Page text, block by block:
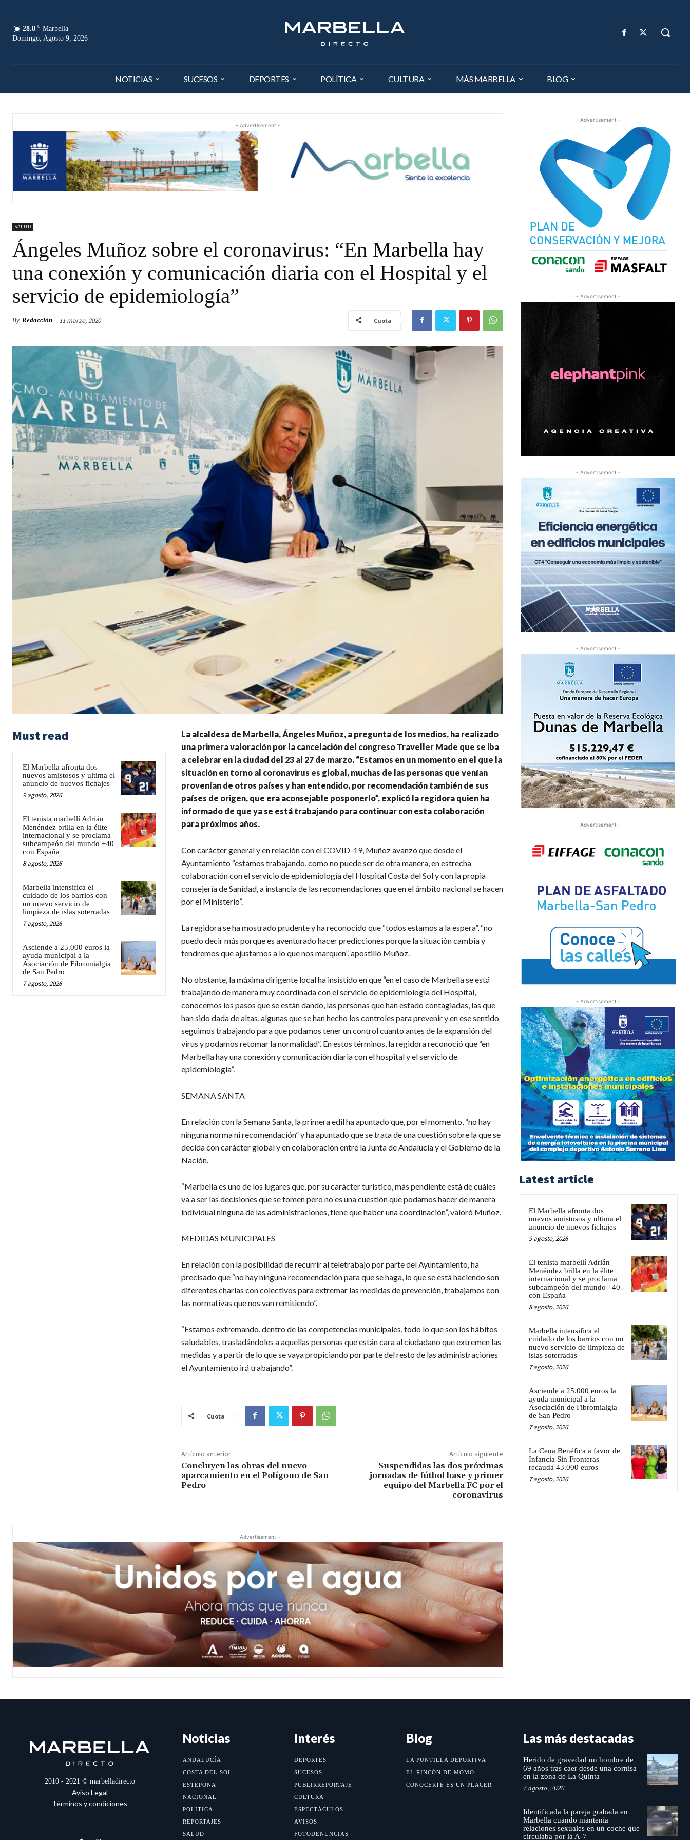
28.8 C Marbella
Domingo, Agosto 9, 2026
NOTICIAS SUCESOS DEPORTES POLÍTICA CULTURA MÁS MARBELLA BLOG
- Advertisement -
SALUD
Ángeles Muñoz sobre el coronavirus: “En Marbella hay
una conexión y comunicación diaria con el Hospital y el
servicio de epidemiología”
By Redacción 11 marzo, 2020 Cuota
Must read
El Marbella afronta dos
nuevos amistosos y ultima el
anuncio de nuevos fichajes
9 agosto, 2026
El tenista marbellí Adrián
Menéndez brilla en la élite
internacional y se proclama
subcampeón del mundo +40
con España
8 agosto, 2026
Marbella intensifica el
cuidado de los barrios con
un nuevo servicio de
limpieza de islas soterradas
7 agosto, 2026
Asciende a 25.000 euros la
ayuda municipal a la
Asociación de Fibromialgia
de San Pedro
7 agosto, 2026
La alcaldesa de Marbella, Ángeles Muñoz, a pregunta de los medios, ha realizado
una primera valoración por la cancelación del congreso Traveller Made que se iba
a celebrar en la ciudad del 23 al 27 de marzo. “Estamos en un momento en el que la
situación en torno al coronavirus es global, muchas de las personas que venían
provenían de otros países y han entendido, por recomendación también de sus
países de origen, que era aconsejable posponerlo”, explicó la regidora quien ha
informado de que ya se está trabajando para continuar con esta colaboración
para próximos años.
Con carácter general y en relación con el COVID-19, Muñoz avanzó que desde el
Ayuntamiento “estamos trabajando, como no puede ser de otra manera, en estrecha
colaboración con el servicio de epidemiología del Hospital Costa del Sol y con la propia
consejería de Sanidad, a instancia de las recomendaciones que en el ámbito nacional se hacen
por el Ministerio”.
La regidora se ha mostrado prudente y ha reconocido que “todos estamos a la espera”, “no
puedo decir más porque es aventurado hacer predicciones porque la situación cambia y
tendremos que ajustarnos a lo que nos marquen”, apostilló Muñoz.
No obstante, la máxima dirigente local ha insistido en que “en el caso de Marbella se está
trabajando de manera muy coordinada con el servicio de epidemiología del Hospital,
conocemos los pasos que se están dando, las personas que han estado contagiadas, las que
han sido dada de altas, algunas que se han hecho los controles para prevenir y en ese sentido
seguimos trabajando para que podamos tener un control cuanto antes de la expansión del
virus y podamos retomar la normalidad”. En estos términos, la regidora reconoció que “en
Marbella hay una conexión y comunicación diaria con el hospital y el servicio de
epidemiología”.
SEMANA SANTA
En relación con la Semana Santa, la primera edil ha apuntado que, por el momento, “no hay
ninguna norma ni recomendación” y ha apuntado que se trata de una cuestión sobre la que se
decida con carácter global y en colaboración entre la Junta de Andalucía y el Gobierno de la
Nación.
“Marbella es uno de los lugares que, por su carácter turístico, más pendiente está de cuáles
va a ser las decisiones que se tomen pero no es una cuestión que podamos hacer de manera
individual ninguna de las administraciones, tiene que haber una coordinación”, valoró Muñoz.
MEDIDAS MUNICIPALES
En relación con la posibilidad de recurrir al teletrabajo por parte del Ayuntamiento, ha
precisado que “no hay ninguna recomendación para que se haga, lo que se está haciendo son
diferentes charlas con colectivos para extremar las medidas de prevención, trabajamos con
las normativas que nos van remitiendo”.
“Estamos extremando, dentro de las competencias municipales, todo lo que son los hábitos
saludables, trasladándoles a aquellas personas que están cara al ciudadano que extremen las
medidas y a partir de lo que se vaya propiciando por parte del resto de las administraciones
el Ayuntamiento irá trabajando”.
Cuota
Artículo anterior
Concluyen las obras del nuevo
aparcamiento en el Polígono de San
Pedro
Artículo siguiente
Suspendidas las dos próximas
jornadas de fútbol base y primer
equipo del Marbella FC por el
coronavirus
- Advertisement -
- Advertisement -
- Advertisement -
- Advertisement -
- Advertisement -
- Advertisement -
- Advertisement -
Latest article
El Marbella afronta dos
nuevos amistosos y ultima el
anuncio de nuevos fichajes
9 agosto, 2026
El tenista marbellí Adrián
Menéndez brilla en la élite
internacional y se proclama
subcampeón del mundo +40
con España
8 agosto, 2026
Marbella intensifica el
cuidado de los barrios con un
nuevo servicio de limpieza de
islas soterradas
7 agosto, 2026
Asciende a 25.000 euros la
ayuda municipal a la
Asociación de Fibromialgia
de San Pedro
7 agosto, 2026
La Cena Benéfica a favor de
Infancia Sin Fronteras
recauda 43.000 euros
7 agosto, 2026
2010 - 2021 © marbelladirecto
Aviso Legal
Términos y condiciones
Noticias
ANDALUCÍA
COSTA DEL SOL
ESTEPONA
NACIONAL
POLÍTICA
REPORTAJES
SALUD
Interés
DEPORTES
SUCESOS
PUBLIRREPORTAJE
CULTURA
ESPECTÁCULOS
AVISOS
FOTODENUNCIAS
Blog
LA PUNTILLA DEPORTIVA
EL RINCÓN DE MOMO
CONOCERTE ES UN PLACER
Las más destacadas
Herido de gravedad un hombre de
69 años tras caer desde una cornisa
en la zona de La Quinta
7 agosto, 2026
Identificada la pareja grabada en
Marbella cuando mantenía
relaciones sexuales en un coche que
circulaba por la A-7